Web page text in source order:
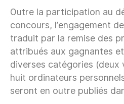
Outre la participation au
concours, l’engagement
traduit par la remise des
attribués aux gagnantes
diverses catégories (deux
huit ordinateurs
seront en outre publiés